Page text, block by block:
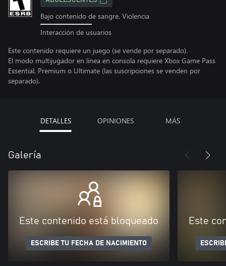
Bajo contenido de sangre, Violencia
Interacción de usuarios
Este contenido requiere un juego (se vende por separado).
El modo multijugador en línea en consola requiere Xbox Game Pass
Essential, Premium o Ultimate (las suscripciones se venden por
separado).
DETALLES OPINIONES MÁS
Galería
Este contenido está bloqueado
ESCRIBE TU FECHA DE NACIMIENTO
Este